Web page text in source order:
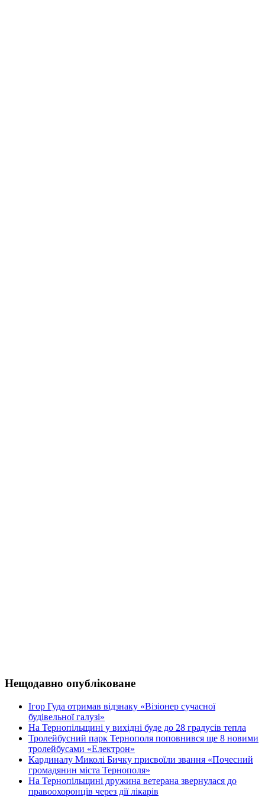
Нещодавно опубліковане
Ігор Гуда отримав відзнаку «Візіонер сучасної
будівельної галузі»
На Тернопільщині у вихідні буде до 28 градусів тепла
Тролейбусний парк Тернополя поповнився ще 8 новими
тролейбусами «Електрон»
Кардиналу Миколі Бичку присвоїли звання «Почесний
громадянин міста Тернополя»
На Тернопільщині дружина ветерана звернулася до
правоохоронців через дії лікарів